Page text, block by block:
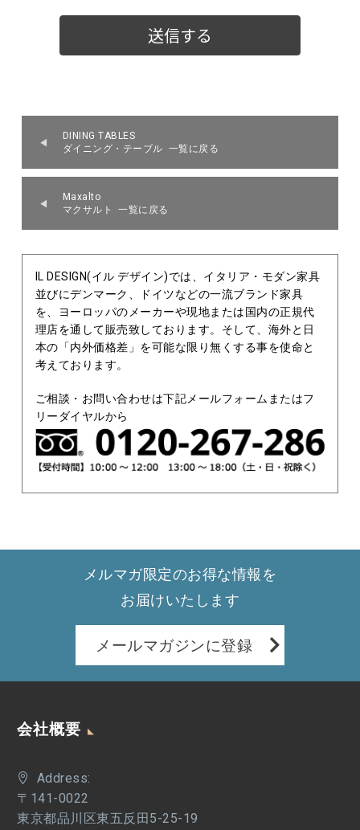
DINING TABLES
ダイニング・テーブル 一覧に戻る
Maxalto
マクサルト 一覧に戻る
IL DESIGN(イル デザイン)では、イタリア・モダン家具
並びにデンマーク、ドイツなどの一流ブランド家具
を、ヨーロッパのメーカーや現地または国内の正規代
理店を通して販売致しております。そして、海外と日
本の「内外価格差」を可能な限り無くする事を使命と
考えております。
ご相談・お問い合わせは下記メールフォームまたはフ
リーダイヤルから
メルマガ限定のお得な情報を
お届けいたします
メールマガジンに登録
会社概要
Address:
〒141-0022
東京都品川区東五反田5-25-19